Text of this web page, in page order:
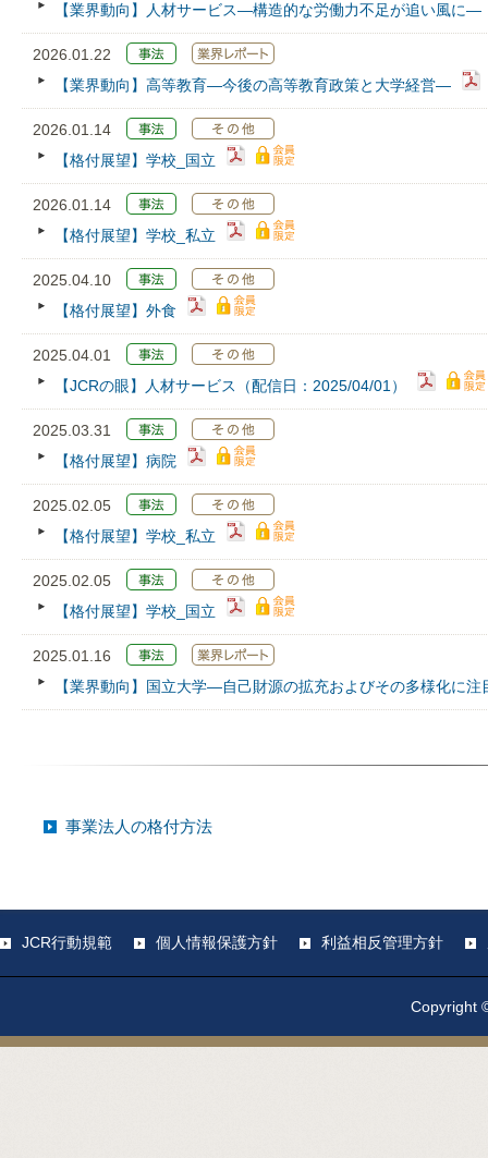
【業界動向】人材サービス―構造的な労働力不足が追い風に―
2026.01.22
【業界動向】高等教育―今後の高等教育政策と大学経営―
2026.01.14
【格付展望】学校_国立
2026.01.14
【格付展望】学校_私立
2025.04.10
【格付展望】外食
2025.04.01
【JCRの眼】人材サービス（配信日：2025/04/01）
2025.03.31
【格付展望】病院
2025.02.05
【格付展望】学校_私立
2025.02.05
【格付展望】学校_国立
2025.01.16
【業界動向】国立大学―自己財源の拡充およびその多様化に
事業法人の格付方法
JCR行動規範 個人情報保護方針 利益相反管理方針
Copyright